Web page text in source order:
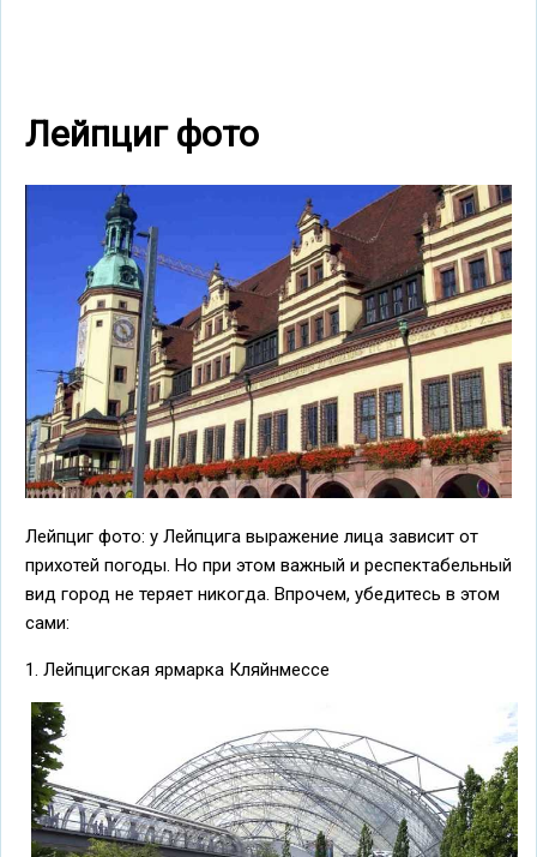
Лейпциг фото
Лейпциг фото: у Лейпцига выражение лица зависит от
прихотей погоды. Но при этом важный и респектабельный
вид город не теряет никогда. Впрочем, убедитесь в этом
сами:
1. Лейпцигская ярмарка Кляйнмессе